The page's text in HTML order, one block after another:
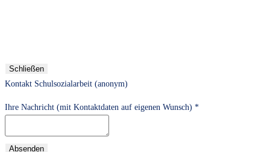
Schließen
Kontakt Schulsozialarbeit (anonym)
Ihre Nachricht (mit Kontaktdaten auf eigenen Wunsch) *
Absenden